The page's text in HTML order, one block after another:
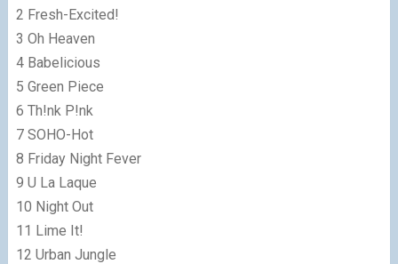
2 Fresh-Excited!
3 Oh Heaven
4 Babelicious
5 Green Piece
6 Th!nk P!nk
7 SOHO-Hot
8 Friday Night Fever
9 U La Laque
10 Night Out
11 Lime It!
12 Urban Jungle